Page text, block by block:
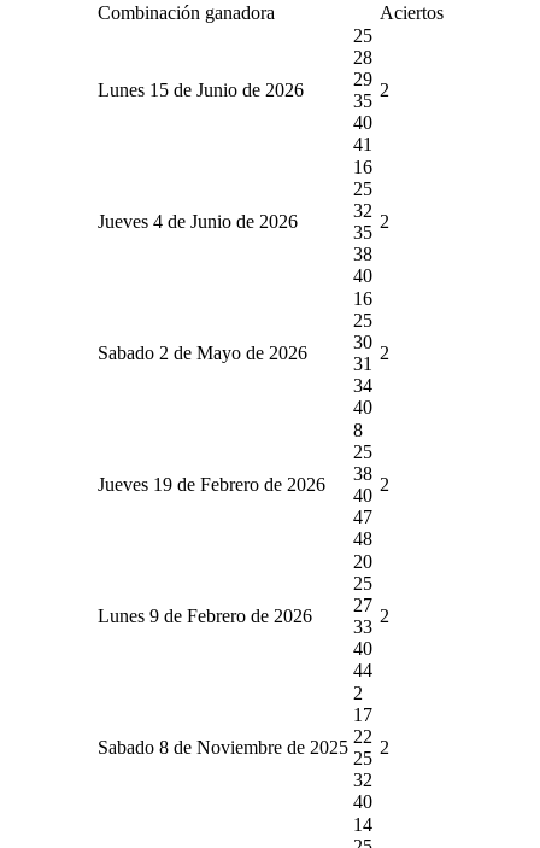
Combinación ganadora Aciertos
Lunes 15 de Junio de 2026
25
28
29
35
40
41
2
Jueves 4 de Junio de 2026
16
25
32
35
38
40
2
Sabado 2 de Mayo de 2026
16
25
30
31
34
40
2
Jueves 19 de Febrero de 2026
8
25
38
40
47
48
2
Lunes 9 de Febrero de 2026
20
25
27
33
40
44
2
Sabado 8 de Noviembre de 2025
2
17
22
25
32
40
2
14